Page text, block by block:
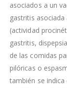
asociados a un
gastritis
(actividad
gastritis,
de las comidas
pilóricas o
también se